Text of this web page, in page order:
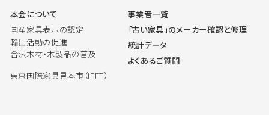
本会について
国産家具表示の認定
輸出活動の促進
合法木材・木製品の普及
東京国際家具見本市（IFFT）
事業者一覧
「古い家具」のメーカー確認と修理
統計データ
よくあるご質問